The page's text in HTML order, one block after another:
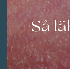
Så